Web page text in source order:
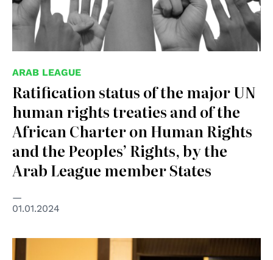
ARAB LEAGUE
Ratification status of the major UN
human rights treaties and of the
African Charter on Human Rights
and the Peoples’ Rights, by the
Arab League member States
01.01.2024